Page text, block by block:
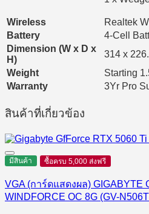
Wireless
Realtek
Battery
4-Cell
Dimension (W x D x
H)
314 x
Weight
Starting
Warranty
3Yr Pro
สินค้าที่เกี่ยวข้อง
มีสินค้า ซื้อครบ 5,000 ส่งฟรี
VGA (การ์ดแสดงผล) GIGABYTE
WINDFORCE OC 8G (GV-